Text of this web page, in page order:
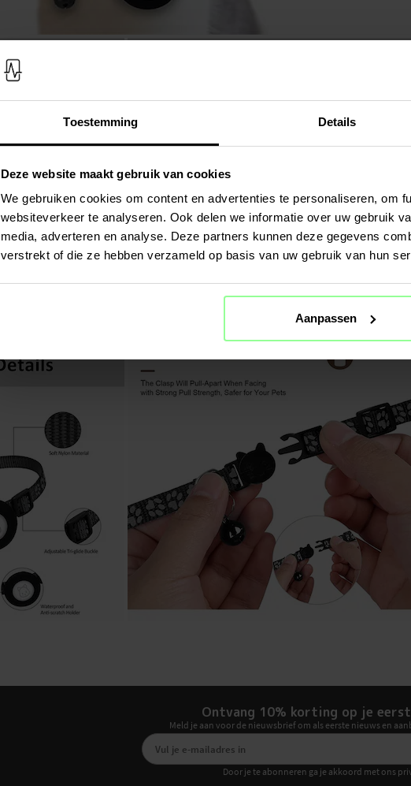
Toestemming Details
Deze website maakt gebruik van cookies
We gebruiken cookies om content en advertenties te personaliseren, om
websiteverkeer te analyseren. Ook delen we informatie over uw gebruik
media, adverteren en analyse. Deze partners kunnen deze gegevens
verstrekt of die ze hebben verzameld op basis van uw gebruik van hun
Aanpassen
Ontvang 10% korting op je
Meld je aan voor de nieuwsbrief om als eerste nieuws en
Door je te abonneren ga je akkoord met ons